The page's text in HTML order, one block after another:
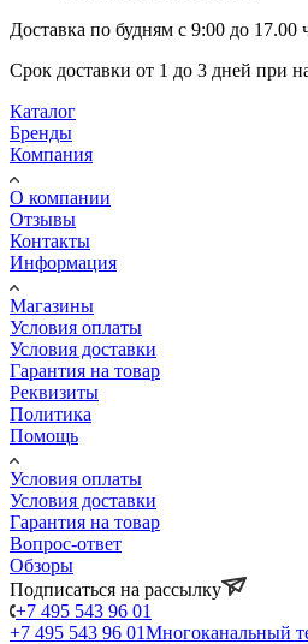
Доставка по будням с 9:00 до 17.00
Срок доставки от 1 до 3 дней при
Каталог
Бренды
Компания
О компании
Отзывы
Контакты
Информация
Магазины
Условия оплаты
Условия доставки
Гарантия на товар
Реквизиты
Политика
Помощь
Условия оплаты
Условия доставки
Гарантия на товар
Вопрос-ответ
Обзоры
Подписаться на рассылку
+7 495 543 96 01
+7 495 543 96 01Многоканальный